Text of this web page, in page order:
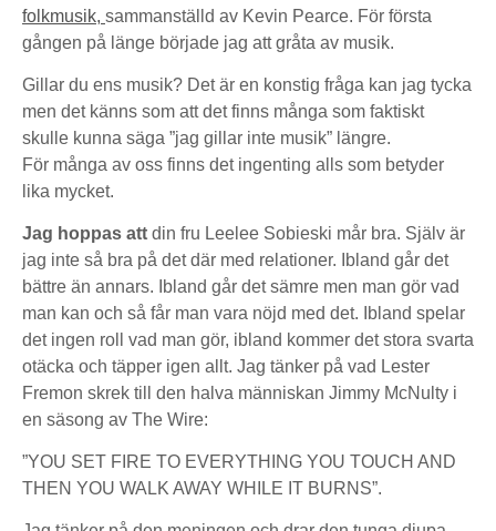
folkmusik, sammanställd av Kevin Pearce. För första
gången på länge började jag att gråta av musik.
Gillar du ens musik? Det är en konstig fråga kan jag tycka
men det känns som att det finns många som faktiskt
skulle kunna säga ”jag gillar inte musik” längre.
För många av oss finns det ingenting alls som betyder
lika mycket.
Jag hoppas att din fru Leelee Sobieski mår bra. Själv är
jag inte så bra på det där med relationer. Ibland går det
bättre än annars. Ibland går det sämre men man gör vad
man kan och så får man vara nöjd med det. Ibland spelar
det ingen roll vad man gör, ibland kommer det stora svarta
otäcka och täpper igen allt. Jag tänker på vad Lester
Fremon skrek till den halva människan Jimmy McNulty i
en säsong av The Wire:
”YOU SET FIRE TO EVERYTHING YOU TOUCH AND
THEN YOU WALK AWAY WHILE IT BURNS”.